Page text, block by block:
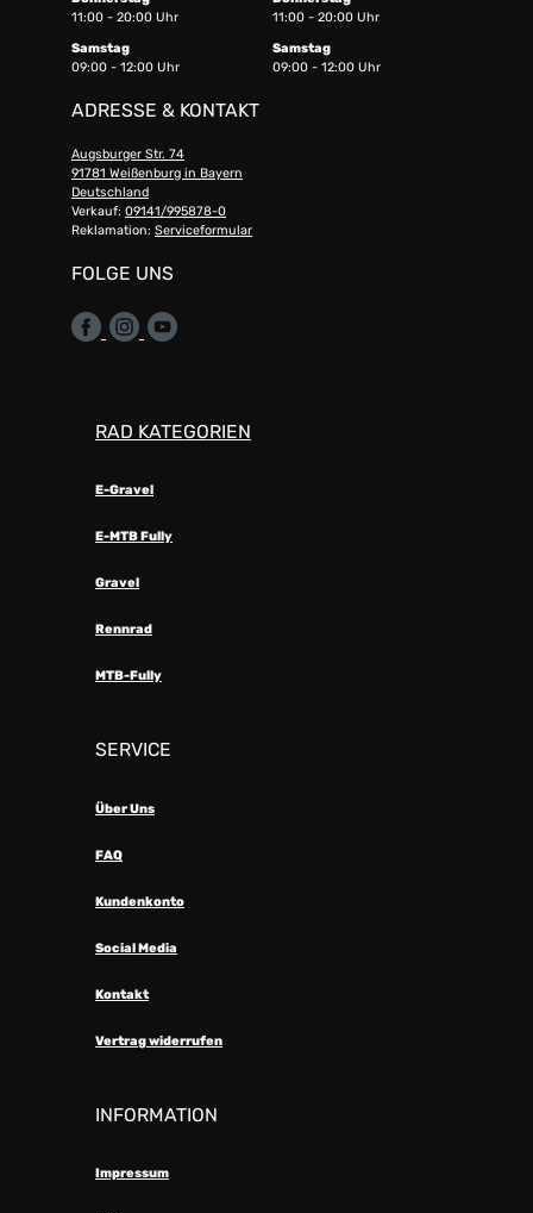
11:00 - 20:00 Uhr
11:00 - 20:00 Uhr
Samstag
09:00 - 12:00 Uhr
Samstag
09:00 - 12:00 Uhr
ADRESSE & KONTAKT
Augsburger Str. 74
91781 Weißenburg in Bayern
Deutschland
Verkauf: 09141/995878-0
Reklamation: Serviceformular
FOLGE UNS
RAD KATEGORIEN
E-Gravel
E-MTB Fully
Gravel
Rennrad
MTB-Fully
SERVICE
Über Uns
FAQ
Kundenkonto
Social Media
Kontakt
Vertrag widerrufen
INFORMATION
Impressum